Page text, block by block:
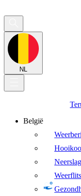
NL
België
Weerflits